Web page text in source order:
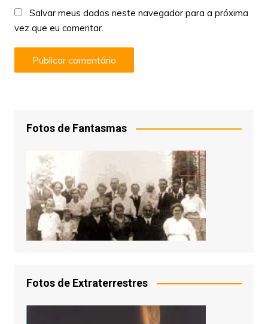
Salvar meus dados neste navegador para a próxima
vez que eu comentar.
Fotos de Fantasmas
Fotos de Extraterrestres